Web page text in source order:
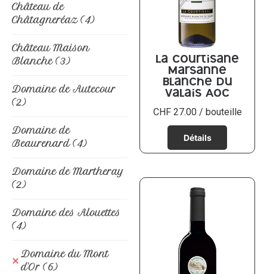
Château de
Châtagneréaz (4)
Château Maison
Blanche (3)
Domaine de Autecour
(2)
Domaine de
Beaurenard (4)
Domaine de Martheray
(2)
Domaine des Alouettes
(4)
Domaine du Mont
d'Or (6)
La Courtisane
Marsanne
blanche du
Valais AOC
CHF27.00 / bouteille